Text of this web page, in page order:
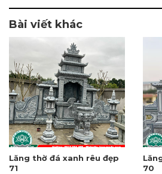
Bài viết khác
Lăng thờ đá xanh rêu đẹp
71
70